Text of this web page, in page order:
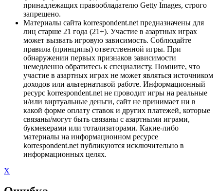
принадлежащих правообладателю Getty Images, строго
запрещено.
Материалы сайта korrespondent.net предназначены для
лиц старше 21 года (21+). Участие в азартных играх
может вызвать игровую зависимость. Соблюдайте
правила (принципы) ответственной игры. При
обнаружении первых признаков зависимости
немедленно обратитесь к специалисту. Помните, что
участие в азартных играх не может являться источником
доходов или альтернативой работе. Информационный
ресурс korrespondent.net не проводит игры на реальные
и/или виртуальные деньги, сайт не принимает ни в
какой форме оплату ставок и других платежей, которые
связаны/могут быть связаны с азартными играми,
букмекерами или тотализаторами. Какие-либо
материалы на информационном ресурсе
korrespondent.net публикуются исключительно в
информационных целях.
X